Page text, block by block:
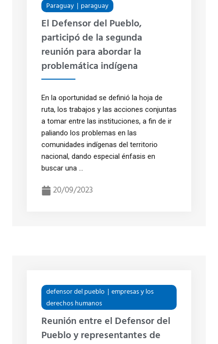
Paraguay paraguay
El Defensor del Pueblo,
participó de la segunda
reunión para abordar la
problemática indígena
En la oportunidad se definió la hoja de
ruta, los trabajos y las acciones conjuntas
a tomar entre las instituciones, a fin de ir
paliando los problemas en las
comunidades indígenas del territorio
nacional, dando especial énfasis en
buscar una ...
20/09/2023
defensor del pueblo
empresas y los
derechos humanos
Reunión entre el Defensor del
Pueblo y representantes de